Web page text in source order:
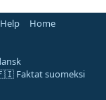
Help
Home
Faktat suomeksi